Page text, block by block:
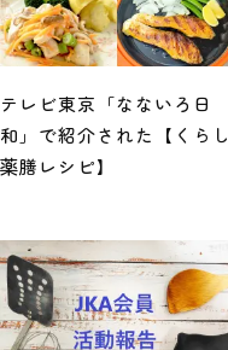
テレビ東京「なないろ日
和」で紹介された【くらし
薬膳レシピ】